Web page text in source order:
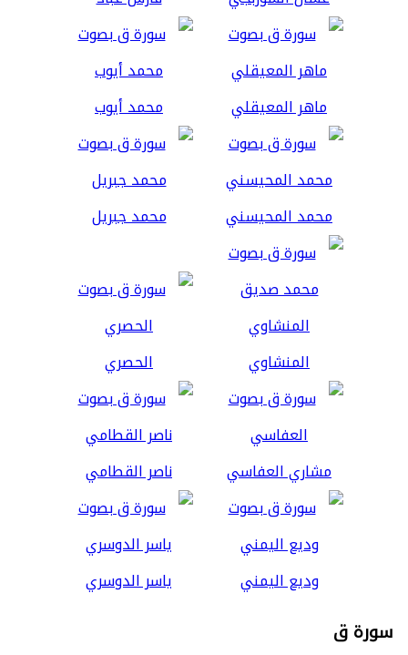
ماهر المعيقلي محمد أيوب
محمد المحيسني محمد جبريل
المنشاوي الحصري
مشاري العفاسي ناصر القطامي
وديع اليمني ياسر الدوسري
سورة ق